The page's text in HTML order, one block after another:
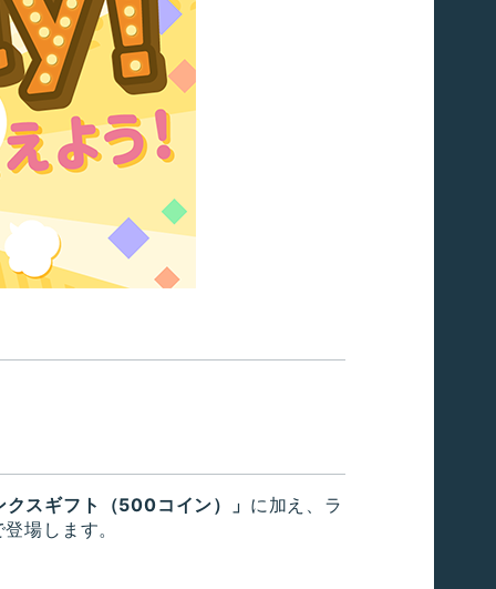
スギフト（500コイン）」 に加え、ラ
場します。